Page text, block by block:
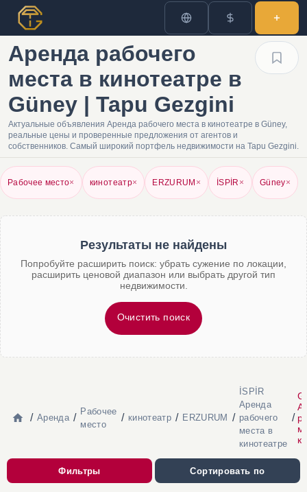
Аренда рабочего
места в кинотеатре в
Güney | Tapu Gezgini
Актуальные объявления Аренда рабочего места в кинотеатре в Güney,
реальные цены и проверенные предложения от агентов и
собственников. Самый широкий портфель недвижимости на Tapu Gezgini.
Рабочее место× кинотеатр× ERZURUM × İSPİR × Güney×
Результаты не найдены
Попробуйте расширить поиск: убрать сужение по локации,
расширить ценовой диапазон или выбрать другой тип
недвижимости.
Очистить поиск
/ Аренда /
Рабочее
место
/ кинотеатр / ERZURUM /
İSPİR
Аренда
рабочего
места в
кинотеатре
/
Фильтры Сортировать по